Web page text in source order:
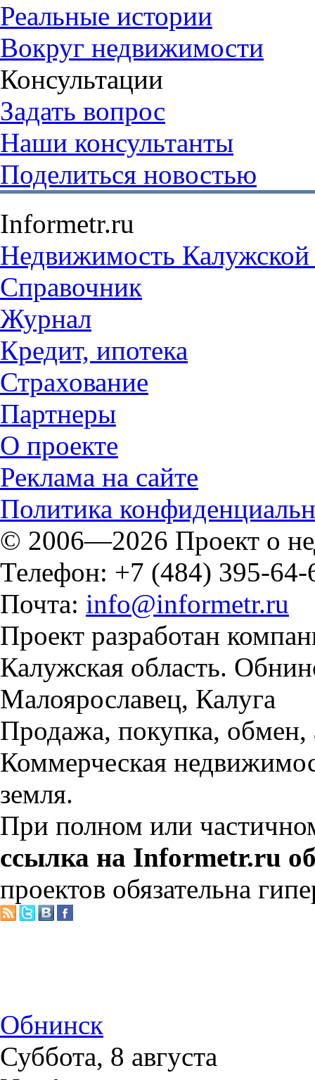
Реальные истории
Вокруг недвижимости
Консультации
Задать вопрос
Наши консультанты
Поделиться новостью
Informetr.ru
Недвижимость Калужской
Справочник
Журнал
Кредит, ипотека
Страхование
Партнеры
O проекте
Реклама на сайте
Политика
© 2006—2026 Проект о
Телефон: +7 (484) 395-64-
Почта: info@informetr.ru
Проект разработан
Калужская область.
Малоярославец, Калуга
Продажа, покупка, обмен,
Коммерческая
земля.
При полном или
ссылка на Informetr.ru
проектов обязательна
Обнинск
Суббота, 8 августа